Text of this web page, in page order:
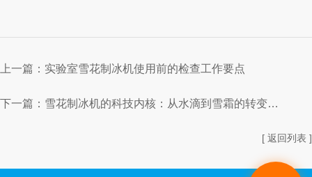
上一篇： 实验室雪花制冰机使用前的检查工作要点
下一篇： 雪花制冰机的科技内核：从水滴到雪霜的转变之旅
[ 返回列表 ]